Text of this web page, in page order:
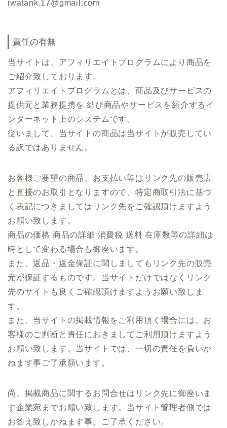
iwatank.17@gmail.com
責任の有無
当サイトは、アフィリエイトプログラムにより商品を
ご紹介致しております。
アフィリエイトプログラムとは、商品及びサービスの
提供元と業務提携を 結び商品やサービスを紹介するイ
ンターネット上のシステムです。
従いまして、当サイトの商品は当サイトが販売してい
る訳ではありません。
お客様ご要望の商品、お支払い等はリンク先の販売店
と直接のお取引となりますので、特定商取引法に基づ
く表記につきましてはリンク先をご確認頂けますよう
お願い致します。
商品の価格 商品の詳細 消費税 送料 在庫数等の詳細は
時として変わる場合も御座います。
また、返品・返金保証に関しましてもリンク先の販売
元が保証するものです。当サイトだけではなくリンク
先のサイトも良くご確認頂けますようお願い致しま
す。
また、当サイトの掲載情報をご利用頂く場合には、お
客様のご判断と責任におきましてご利用頂けますよう
お願い致します。当サイトでは、一切の責任を負いか
ねます事ご了承願います。
尚、掲載商品に関するお問合せはリンク先に御座いま
す企業宛までお願い致します。当サイト管理者側では
お答え致しかねます事、ご了承ください。